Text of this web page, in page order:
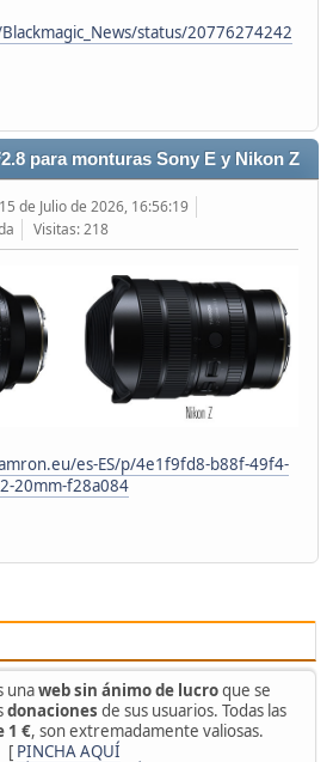
unaweb sin ánimo de lucroque se
donaciones de sus usuarios. Todas las
1 €, son extremadamente valiosas.
[ PINCHA AQUÍ
status/20776274242
para monturas Sony E y Nikon Z
15 de Julio de 2026, 16:56:19
Visitas: 218
es-ES/p/4e1f9fd8-b88f-49f4-
20mm-f28a084